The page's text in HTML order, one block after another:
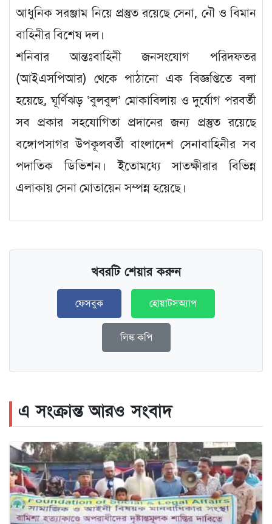
আধুনিক সরঞ্জাম নিয়ে প্রস্তুত রয়েছে সেনা, নৌ ও বিমান
বাহিনীর বিশেষ দল।
শনিবার আন্তঃবাহিনী জনসংযোগ পরিদফতর
(আইএসপিআর) থেকে পাঠানো এক বিজ্ঞপ্তিতে বলা
হয়েছে, ঘূর্ণিঝড় ‘বুলবুল’ মোকাবিলায় ও দুর্যোগ পরবর্তী
সব প্রকার সহযোগিতা প্রদানের জন্য প্রস্তুত রয়েছে
বঙ্গোপসাগর উপকূলবর্তী বাংলাদেশ সেনাবাহিনীর সব
পদাতিক ডিভিশন। ইতোমধ্যে সাতক্ষীরার বিভিন্ন
এলাকায় সেনা মোতায়েন সম্পন্ন হয়েছে।
খবরটি শেয়ার করুন
ফেসবুক হোয়াটসঅ্যাপ
লিঙ্ক কপি
এ সংক্রান্ত আরও সংবাদ